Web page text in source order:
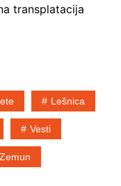
transplatacija
Lešnica
Vesti
Zemun